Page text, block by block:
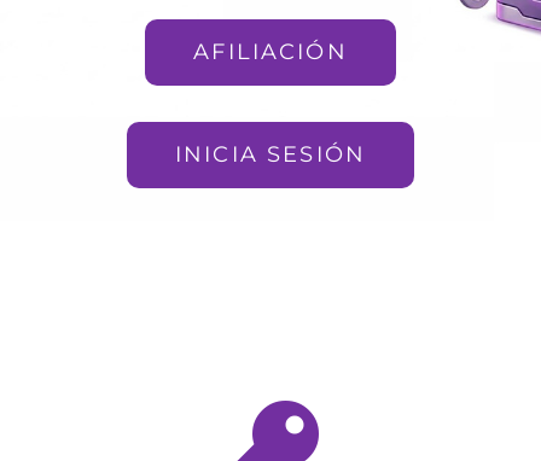
AFILIACIÓN
INICIA SESIÓN